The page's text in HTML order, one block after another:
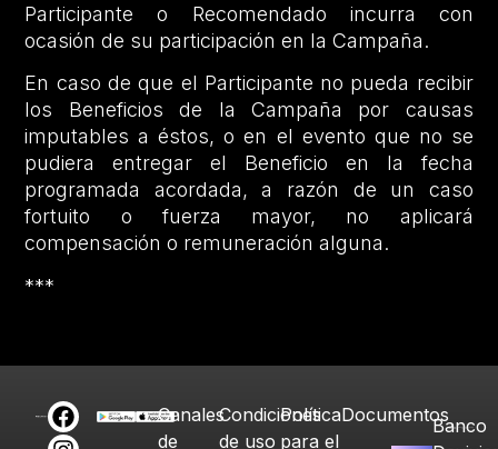
Participante o Recomendado incurra con
ocasión de su participación en la Campaña.
En caso de que el Participante no pueda recibir
los Beneficios de la Campaña por causas
imputables a éstos, o en el evento que no se
pudiera entregar el Beneficio en la fecha
programada acordada, a razón de un caso
fortuito o fuerza mayor, no aplicará
compensación o remuneración alguna.
***
Canales
de
Condiciones
de uso
Política
para el
DocumentosBanco